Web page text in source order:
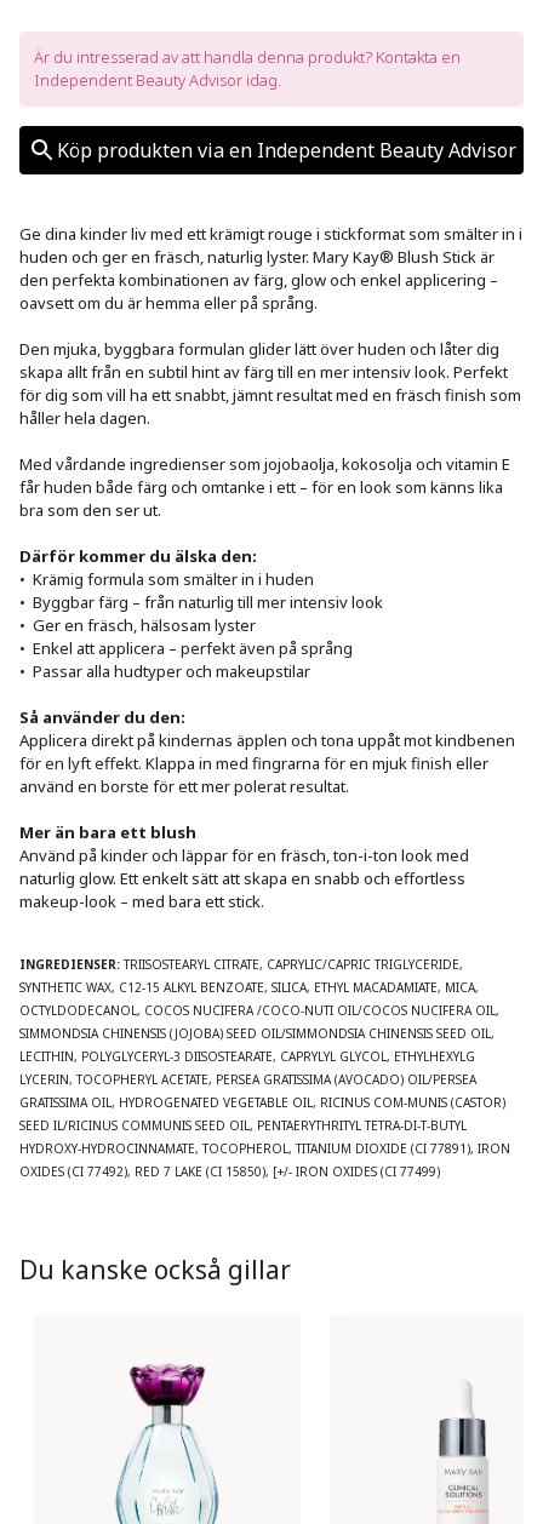
Är du intresserad av att handla denna produkt? Kontakta en
Independent Beauty Advisor idag.
Köp produkten via en Independent Beauty Advisor
Ge dina kinder liv med ett krämigt rouge i stickformat som smälter in i
huden och ger en fräsch, naturlig lyster. Mary Kay® Blush Stick är
den perfekta kombinationen av färg, glow och enkel applicering –
oavsett om du är hemma eller på språng.
Den mjuka, byggbara formulan glider lätt över huden och låter dig
skapa allt från en subtil hint av färg till en mer intensiv look. Perfekt
för dig som vill ha ett snabbt, jämnt resultat med en fräsch finish som
håller hela dagen.
Med vårdande ingredienser som jojobaolja, kokosolja och vitamin E
får huden både färg och omtanke i ett – för en look som känns lika
bra som den ser ut.
Därför kommer du älska den:
•  Krämig formula som smälter in i huden
•  Byggbar färg – från naturlig till mer intensiv look
•  Ger en fräsch, hälsosam lyster
•  Enkel att applicera – perfekt även på språng
•  Passar alla hudtyper och makeupstilar
Så använder du den:
Applicera direkt på kindernas äpplen och tona uppåt mot kindbenen
för en lyft effekt. Klappa in med fingrarna för en mjuk finish eller
använd en borste för ett mer polerat resultat.
Mer än bara ett blush
Använd på kinder och läppar för en fräsch, ton-i-ton look med
naturlig glow. Ett enkelt sätt att skapa en snabb och effortless
makeup-look – med bara ett stick.
INGREDIENSER: TRIISOSTEARYL CITRATE, CAPRYLIC/CAPRIC TRIGLYCERIDE,
SYNTHETIC WAX, C12-15 ALKYL BENZOATE, SILICA, ETHYL MACADAMIATE, MICA,
OCTYLDODECANOL, COCOS NUCIFERA /COCO-NUTI OIL/COCOS NUCIFERA OIL,
SIMMONDSIA CHINENSIS (JOJOBA) SEED OIL/SIMMONDSIA CHINENSIS SEED OIL,
LECITHIN, POLYGLYCERYL-3 DIISOSTEARATE, CAPRYLYL GLYCOL, ETHYLHEXYLG
LYCERIN, TOCOPHERYL ACETATE, PERSEA GRATISSIMA (AVOCADO) OIL/PERSEA
GRATISSIMA OIL, HYDROGENATED VEGETABLE OIL, RICINUS COM-MUNIS (CASTOR)
SEED IL/RICINUS COMMUNIS SEED OIL, PENTAERYTHRITYL TETRA-DI-T-BUTYL
HYDROXY-HYDROCINNAMATE, TOCOPHEROL, TITANIUM DIOXIDE (CI 77891), IRON
OXIDES (CI 77492), RED 7 LAKE (CI 15850), [+/- IRON OXIDES (CI 77499)
Du kanske också gillar